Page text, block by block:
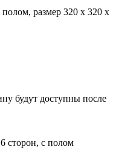
размер 320 x 320 x
будут доступны после
сторон, с полом